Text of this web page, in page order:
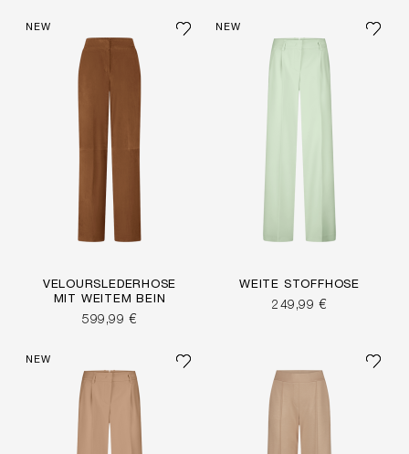
NEW
VELOURSLEDERHOSE
MIT WEITEM BEIN
599,99 €
NEW
WEITE STOFFHOSE
249,99 €
NEW